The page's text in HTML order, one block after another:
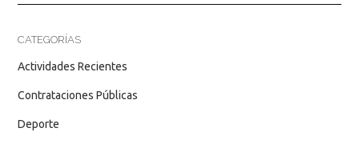
CATEGORÍAS
Actividades Recientes
Contrataciones Públicas
Deporte